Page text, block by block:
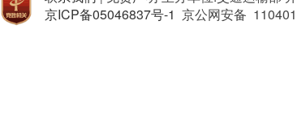
京ICP备05046837号-1 京公网安备